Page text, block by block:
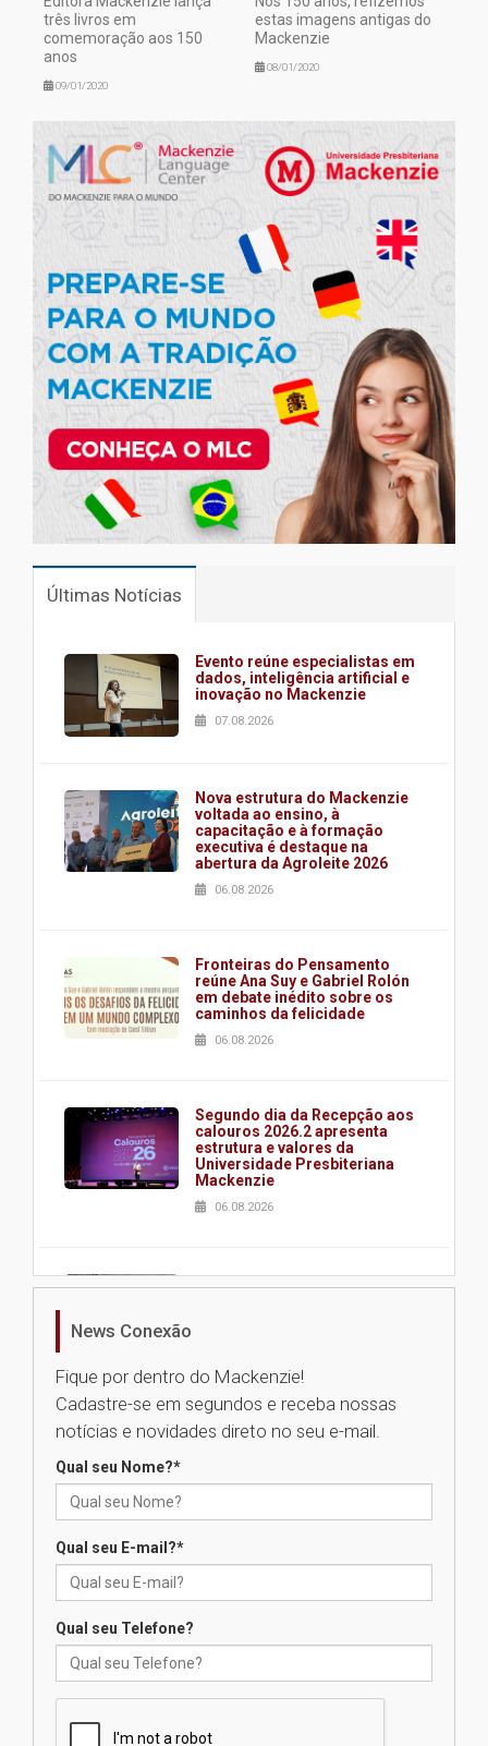
três livros em
comemoração aos 150
anos
09/01/2020
estas imagens antigas do
Mackenzie
08/01/2020
Últimas Notícias
Evento reúne especialistas em
dados, inteligência artificial e
inovação no Mackenzie
07.08.2026
Nova estrutura do Mackenzie
voltada ao ensino, à
capacitação e à formação
executiva é destaque na
abertura da Agroleite 2026
06.08.2026
Fronteiras do Pensamento
reúne Ana Suy e Gabriel Rolón
em debate inédito sobre os
caminhos da felicidade
06.08.2026
Segundo dia da Recepção aos
calouros 2026.2 apresenta
estrutura e valores da
Universidade Presbiteriana
Mackenzie
06.08.2026
Nova apresentação do Centro
Universidade Mackenzie
realizará nova edição da Feira
das novas tecnologias em
calouros do segundo semestre
News Conexão
Fique por dentro do Mackenzie!
Cadastre-se em segundos e receba nossas
notícias e novidades direto no seu e-mail.
Qual seu Nome?*
Qual seu E-mail?*
Qual seu Telefone?